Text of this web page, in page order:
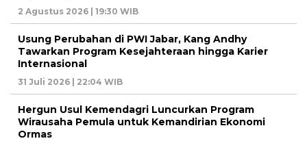
2 Agustus 2026 | 19:30 WIB
Usung Perubahan di PWI Jabar, Kang Andhy
Tawarkan Program Kesejahteraan hingga Karier
Internasional
31 Juli 2026 | 22:04 WIB
Hergun Usul Kemendagri Luncurkan Program
Wirausaha Pemula untuk Kemandirian Ekonomi
Ormas